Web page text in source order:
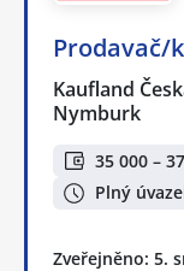
Prodavač/
Kaufland
Nymburk
35 000 –
Plný
Zveřejněno: 5.